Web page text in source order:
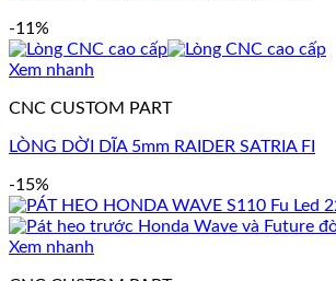
-11%
Xem nhanh
CNC CUSTOM PART
LÒNG DỜI DĨA 5mm RAIDER SATRIA FI
-15%
Xem nhanh